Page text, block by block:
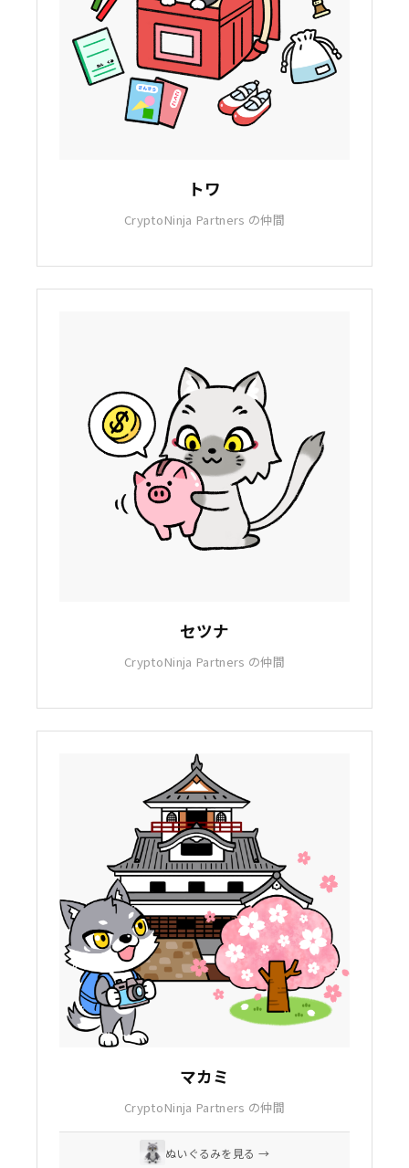
トワ
CryptoNinja Partners の仲間
セツナ
CryptoNinja Partners の仲間
マカミ
CryptoNinja Partners の仲間
ぬいぐるみを見る →